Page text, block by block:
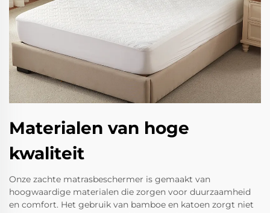
Materialen van hoge
kwaliteit
Onze zachte matrasbeschermer is gemaakt van
hoogwaardige materialen die zorgen voor duurzaamheid
en comfort. Het gebruik van bamboe en katoen zorgt niet